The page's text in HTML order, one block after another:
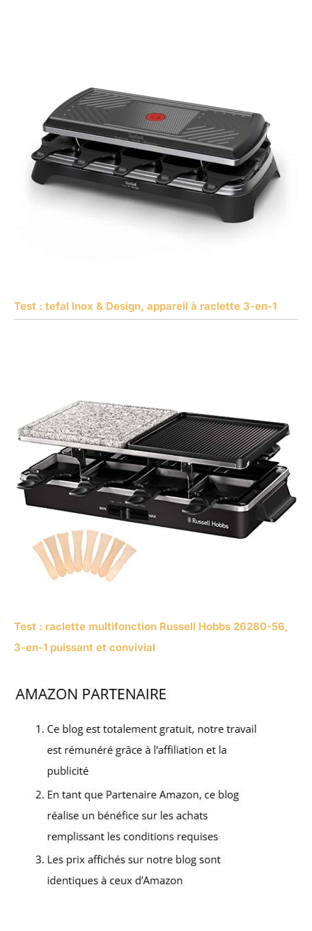
Test : tefal Inox & Design, appareil à raclette 3-en-1
Test : raclette multifonction Russell Hobbs 26280-56,
3-en-1 puissant et convivial